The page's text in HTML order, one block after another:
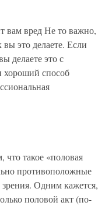
вам вред Не то важно,
вы это делаете. Если
делаете это с
хороший способ
такое «половая
противоположные
Одним кажется,
половой акт (по-